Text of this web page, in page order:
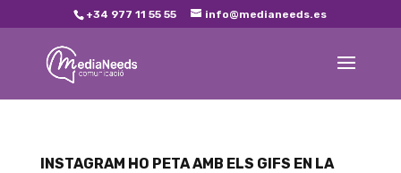
+34 977 11 55 55 info@medianeeds.es
INSTAGRAM HO PETA AMB ELS GIFS EN LA